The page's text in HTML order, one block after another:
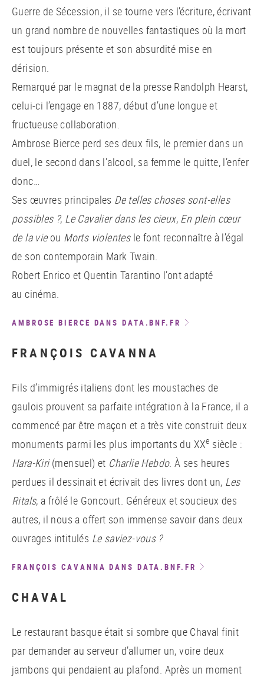
Guerre de Sécession, il se tourne vers l’écriture, écrivant
un grand nombre de nouvelles fantastiques où la mort
est toujours présente et son absurdité mise en
dérision.
Remarqué par le magnat de la presse Randolph Hearst,
celui-ci l’engage en 1887, début d’une longue et
fructueuse collaboration.
Ambrose Bierce perd ses deux fils, le premier dans un
duel, le second dans l’alcool, sa femme le quitte, l’enfer
donc…
Ses œuvres principales De telles choses sont-elles
possibles ?, Le Cavalier dans les cieux, En plein cœur
de la vieou Morts violentesle font reconnaître à l’égal
de son contemporain Mark Twain.
Robert Enrico et Quentin Tarantino l’ont adapté
au cinéma.
AMBROSE BIERCE DANS DATA.BNF.FR
FRANÇOIS CAVANNA
Fils d’immigrés italiens dont les moustaches de
gaulois prouvent sa parfaite intégration à la France, il a
commencé par être maçon et a très vite construit deux
monuments parmi les plus importants du XXe siècle :
Hara-Kiri(mensuel) et Charlie Hebdo. À ses heures
perdues il dessinait et écrivait des livres dont un, Les
Ritals, a frôlé le Goncourt. Généreux et soucieux des
autres, il nous a offert son immense savoir dans deux
ouvrages intitulés Le saviez-vous ?
FRANÇOIS CAVANNA DANS DATA.BNF.FR
CHAVAL
Le restaurant basque était si sombre que Chaval finit
par demander au serveur d’allumer un, voire deux
jambons qui pendaient au plafond. Après un moment